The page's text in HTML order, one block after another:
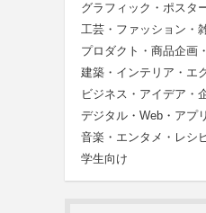
グラフィック・ポスタ
工芸・ファッション・
プロダクト・商品企画
建築・インテリア・エ
ビジネス・アイデア・
デジタル・Web・アプリ
音楽・エンタメ・レシ
学生向け